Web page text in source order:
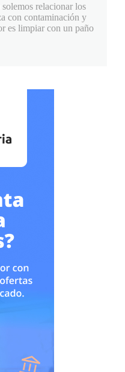
relacionar los
con contaminación y
es limpiar con un paño